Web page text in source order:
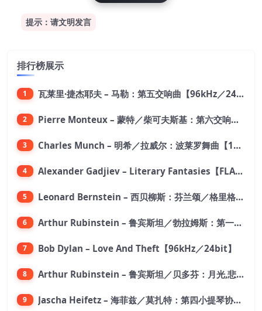
提示：请文明发言
排行榜展示
1 瓦莱里·捷杰耶夫 – 马勒：第五交响曲【96kHz／24bit】
2 Pierre Monteux – 蒙特／柴可夫斯基：第六交响曲【176.4kHz／24bit】
3 Charles Munch – 明希／拉威尔：波莱罗舞曲【176.4kHz／24bit】
4 Alexander Gadjiev – Literary Fantasies【FLAC 192】
5 Leonard Bernstein – 西贝柳斯：芬兰颂／格里格：培尔·金特组曲【44.1kHz／24bit】
6 Arthur Rubinstein – 鲁宾斯坦／勃拉姆斯：第一钢琴协奏曲【176.4kHz／24bit】
7 Bob Dylan – Love And Theft【96kHz／24bit】
8 Arthur Rubinstein – 鲁宾斯坦／贝多芬：月光,悲怆,热情,告别钢琴奏鸣曲【176.4kHz／24bit】
9 Jascha Heifetz – 海菲兹／莫扎特：第四小提琴协奏曲，第五小提琴协奏曲《土耳其》／维瓦尔第：小提琴与大提琴协奏曲，RV 547【192kHz／24bit】